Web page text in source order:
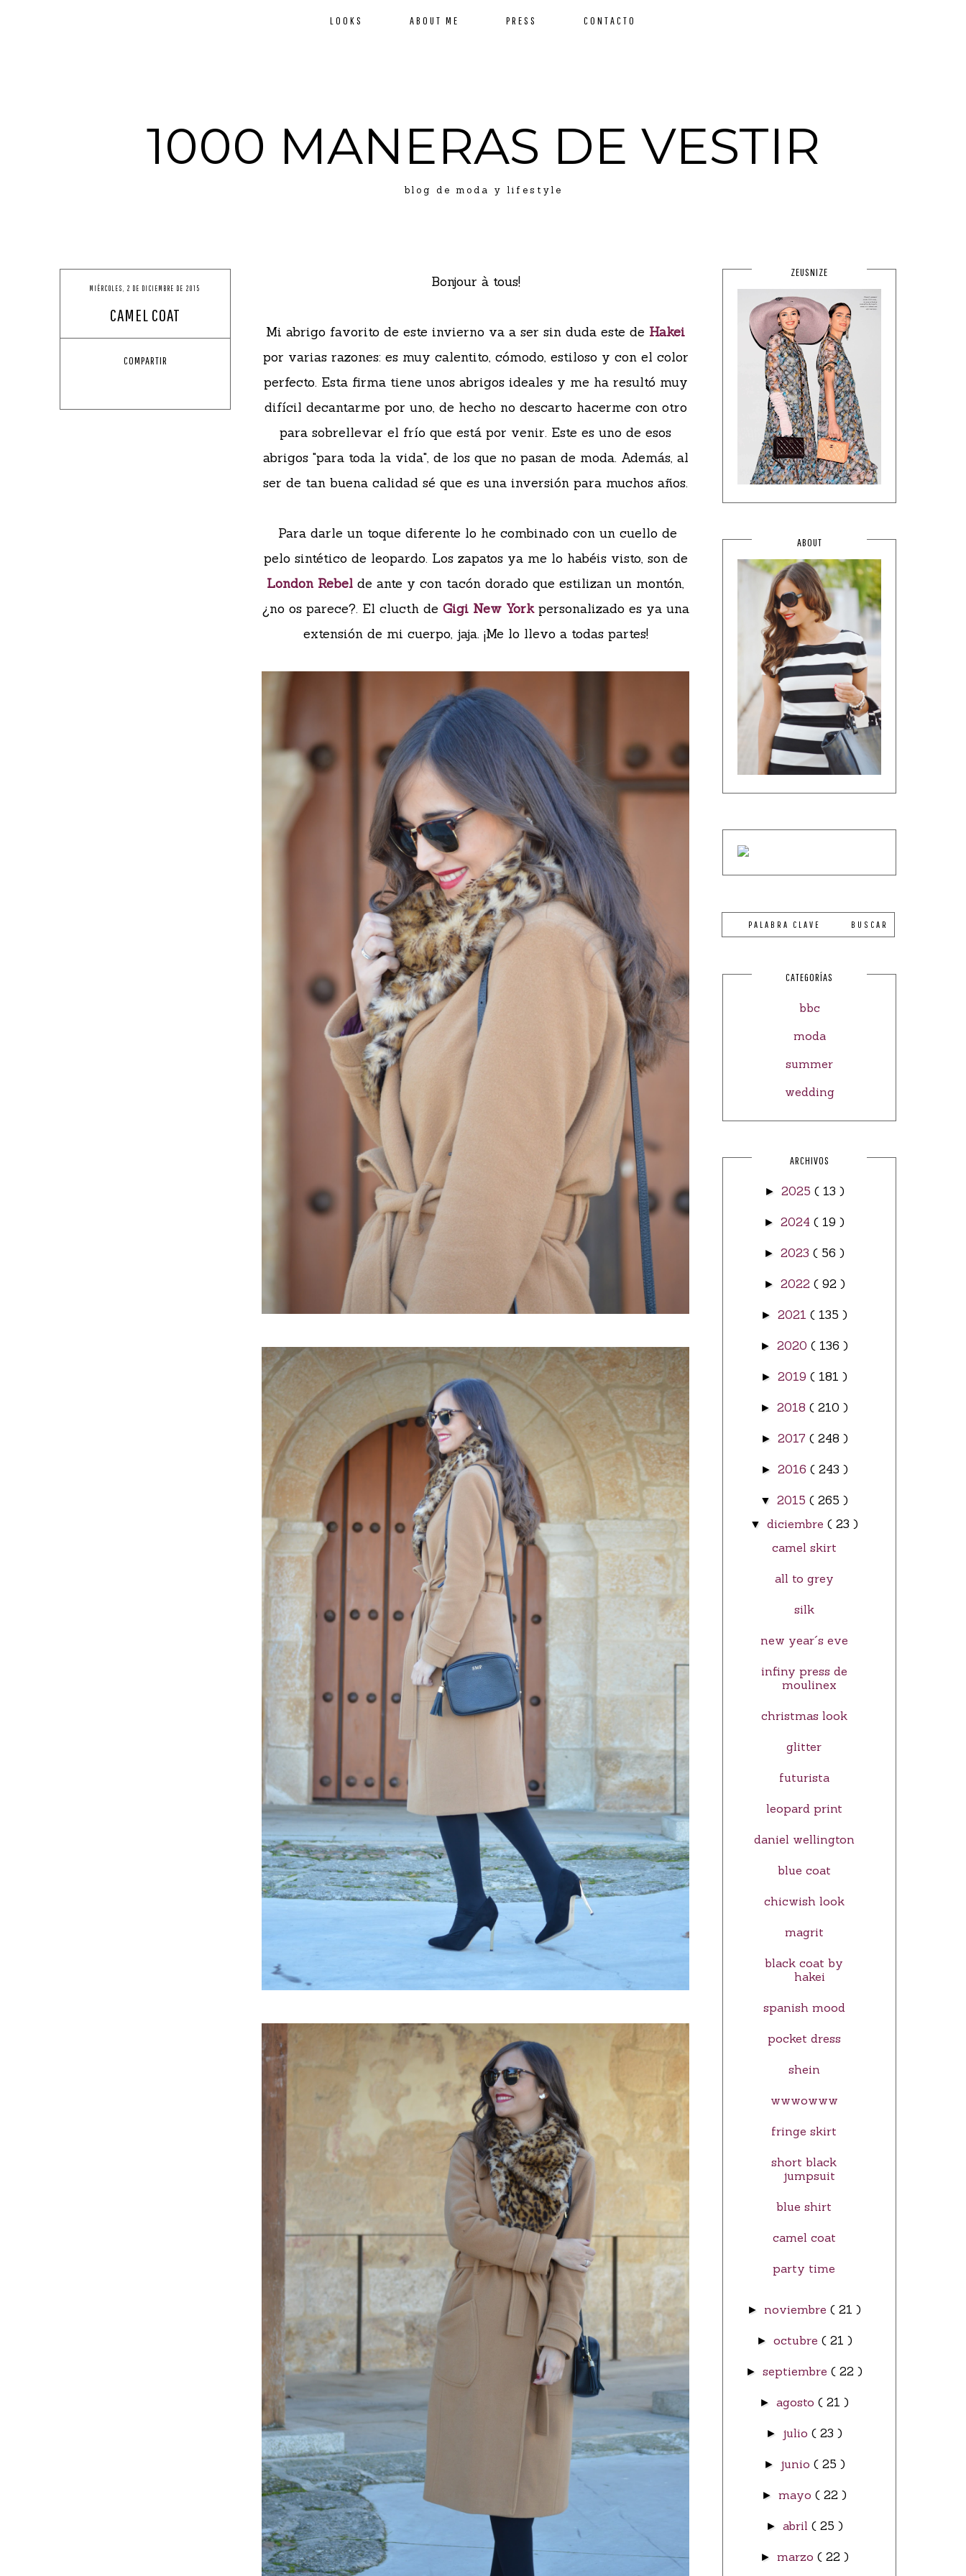
1000 MANERAS DE VESTIR
blog de moda y lifestyle
LOOKS ABOUT ME PRESS CONTACTO
MIÉRCOLES, 2 DE DICIEMBRE DE 2015
CAMEL COAT
COMPARTIR
Bonjour à tous!
Mi abrigo favorito de este invierno va a ser sin duda este de Hakei
por varias razones: es muy calentito, cómodo, estiloso y con el color
perfecto. Esta firma tiene unos abrigos ideales y me ha resultó muy
difícil decantarme por uno, de hecho no descarto hacerme con otro
para sobrellevar el frío que está por venir. Este es uno de esos
abrigos "para toda la vida", de los que no pasan de moda. Además, al
ser de tan buena calidad sé que es una inversión para muchos años.
Para darle un toque diferente lo he combinado con un cuello de
pelo sintético de leopardo. Los zapatos ya me lo habéis visto, son de
London Rebel de ante y con tacón dorado que estilizan un montón,
¿no os parece?. El clucth de Gigi New York personalizado es ya una
extensión de mi cuerpo, jaja. ¡Me lo llevo a todas partes!
ZEUSNIZE
ABOUT
CATEGORÍAS
bbc
moda
summer
wedding
ARCHIVOS
► 2025 ( 13 )
►2024( 19 )
►2023( 56 )
► 2022 ( 92 )
►2021( 135 )
►2020( 136 )
►2019( 181 )
►2018( 210 )
► 2017 ( 248 )
► 2016 ( 243 )
▼2015( 265 )
▼diciembre( 23 )
camel skirt
all to grey
silk
new year´s eve
infiny press de
moulinex
christmas look
glitter
futurista
leopard print
daniel wellington
blue coat
chicwish look
magrit
black coat by
hakei
spanish mood
pocket dress
shein
wwwowww
fringe skirt
short black
jumpsuit
blue shirt
camel coat
party time
► noviembre( 21 )
► octubre ( 21 )
►septiembre( 22 )
►agosto( 21 )
► julio( 23 )
► junio ( 25 )
►mayo( 22 )
► abril ( 25 )
► marzo ( 22 )